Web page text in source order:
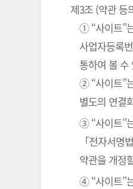
제3조 (약관 등
① “사이트”
사업자등록
통하여 볼 수
② “사이트”
별도의 연결
③ “사이트”
「전자서
약관을 개정
④ “사이트”